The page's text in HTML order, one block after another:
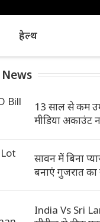
हेल्थ
13 साल से कम
मीडिया अकाउंट
सावन में बिना
बनाएं गुजरात
India Vs Sri